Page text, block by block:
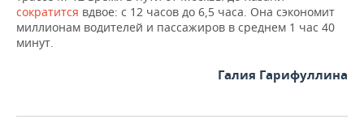
ХОККЕЙ С МЯЧОМ
ПРОИСШЕСТВИЯ
сократится вдвое: с 12 часов до 6,5 часа. Она сэкономит
миллионам водителей и пассажиров в среднем 1 час 40
минут.
Галия Гарифуллина